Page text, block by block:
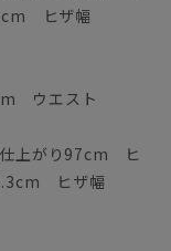
ヒザ幅
ウエスト
上がり97cm ヒ
ヒザ幅